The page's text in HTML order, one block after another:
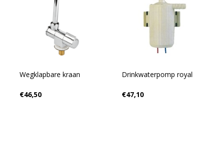
Wegklapbare kraan
€46,50
Drinkwaterpomp royal
€47,10